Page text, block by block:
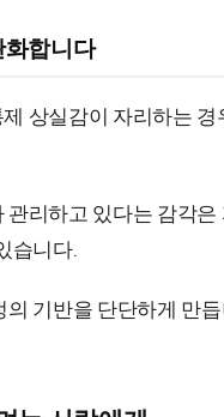
합니다
상실감이 자리하는
리하고 있다는 감각
습니다.
의 기반을 단단하게 만